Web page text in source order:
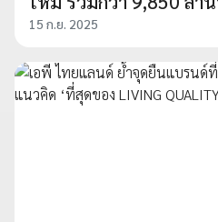
15 ก.ย. 2025